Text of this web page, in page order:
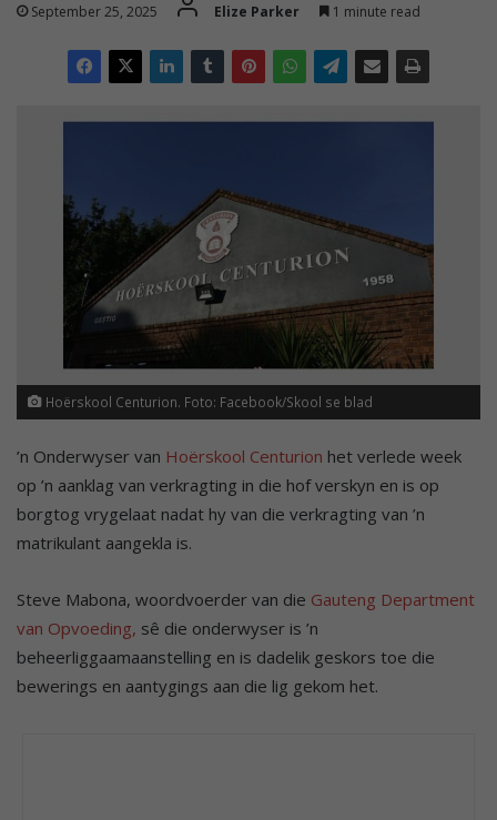
September 25, 2025 Elize Parker 1 minute read
Hoërskool Centurion. Foto: Facebook/Skool se blad
’n Onderwyser van Hoërskool Centurion het verlede week
op ’n aanklag van verkragting in die hof verskyn en is op
borgtog vrygelaat nadat hy van die verkragting van ’n
matrikulant aangekla is.
Steve Mabona, woordvoerder van die Gauteng Department
van Opvoeding, sê die onderwyser is ’n
beheerliggaamaanstelling en is dadelik geskors toe die
bewerings en aantygings aan die lig gekom het.